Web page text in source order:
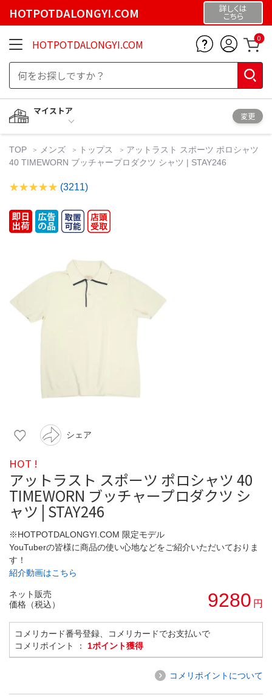
HOTPOTDALONGYI.COM 詳しくは
こちら
HOTPOTDALONGYI.COM 0
マイストア
変更
TOP メンズ トップス
アットラスト スポーツ ポロシャツ
40 TIMEWORN ブッチャープロダクツ シャツ | STAY246
(3211)
シェア
HOT !
アットラスト スポーツ ポロシャツ 40
TIMEWORN ブッチャープロダクツ シ
ャツ | STAY246
※HOTPOTDALONGYI.COM 限定モデル
YouTuberの皆様に商品の使い心地などをご紹介いただいておりま
す！
紹介動画はこちら
ネット販売
価格（税込）
9280 円
コメリカード番号登録、コメリカードでお支払いで
コメリポイント ： 1ポイント獲得
コメリポイントについて